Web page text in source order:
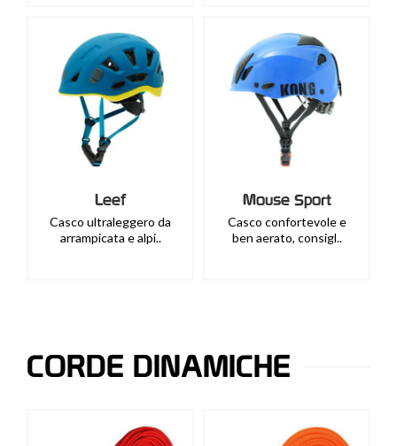
Leef
Casco ultraleggero da
arrampicata e alpi..
Mouse Sport
Casco confortevole e
ben aerato, consigl..
CORDE DINAMICHE